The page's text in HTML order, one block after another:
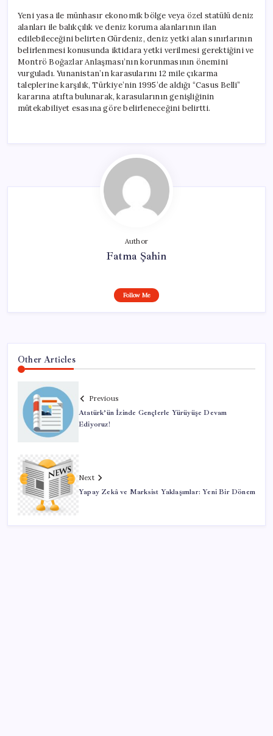
Yeni yasa ile münhasır ekonomik bölge veya özel statülü deniz
alanları ile balıkçılık ve deniz koruma alanlarının ilan
edilebileceğini belirten Gürdeniz, deniz yetki alan sınırlarının
belirlenmesi konusunda iktidara yetki verilmesi gerektiğini ve
Montrö Boğazlar Anlaşması’nın korunmasının önemini
vurguladı. Yunanistan’ın karasularını 12 mile çıkarma
taleplerine karşılık, Türkiye’nin 1995’de aldığı “Casus Belli”
kararına atıfta bulunarak, karasularının genişliğinin
mütekabiliyet esasına göre belirleneceğini belirtti.
Author
Fatma Şahin
Follow Me
Other Articles
Previous
Atatürk’ün İzinde Gençlerle Yürüyüşe Devam
Ediyoruz!
Next
Yapay Zekâ ve Marksist Yaklaşımlar: Yeni Bir Dönem